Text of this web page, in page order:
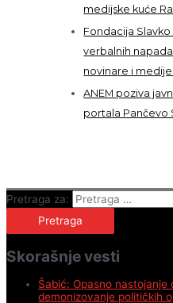
medijske kuće
Fondacija Slavko
verbalnih
novinare i
ANEM poziva
portala Pančevo
Pretraga za:
Skorašnje vesti
Šabić: Opasno nastojanje
demonizovanje političkih